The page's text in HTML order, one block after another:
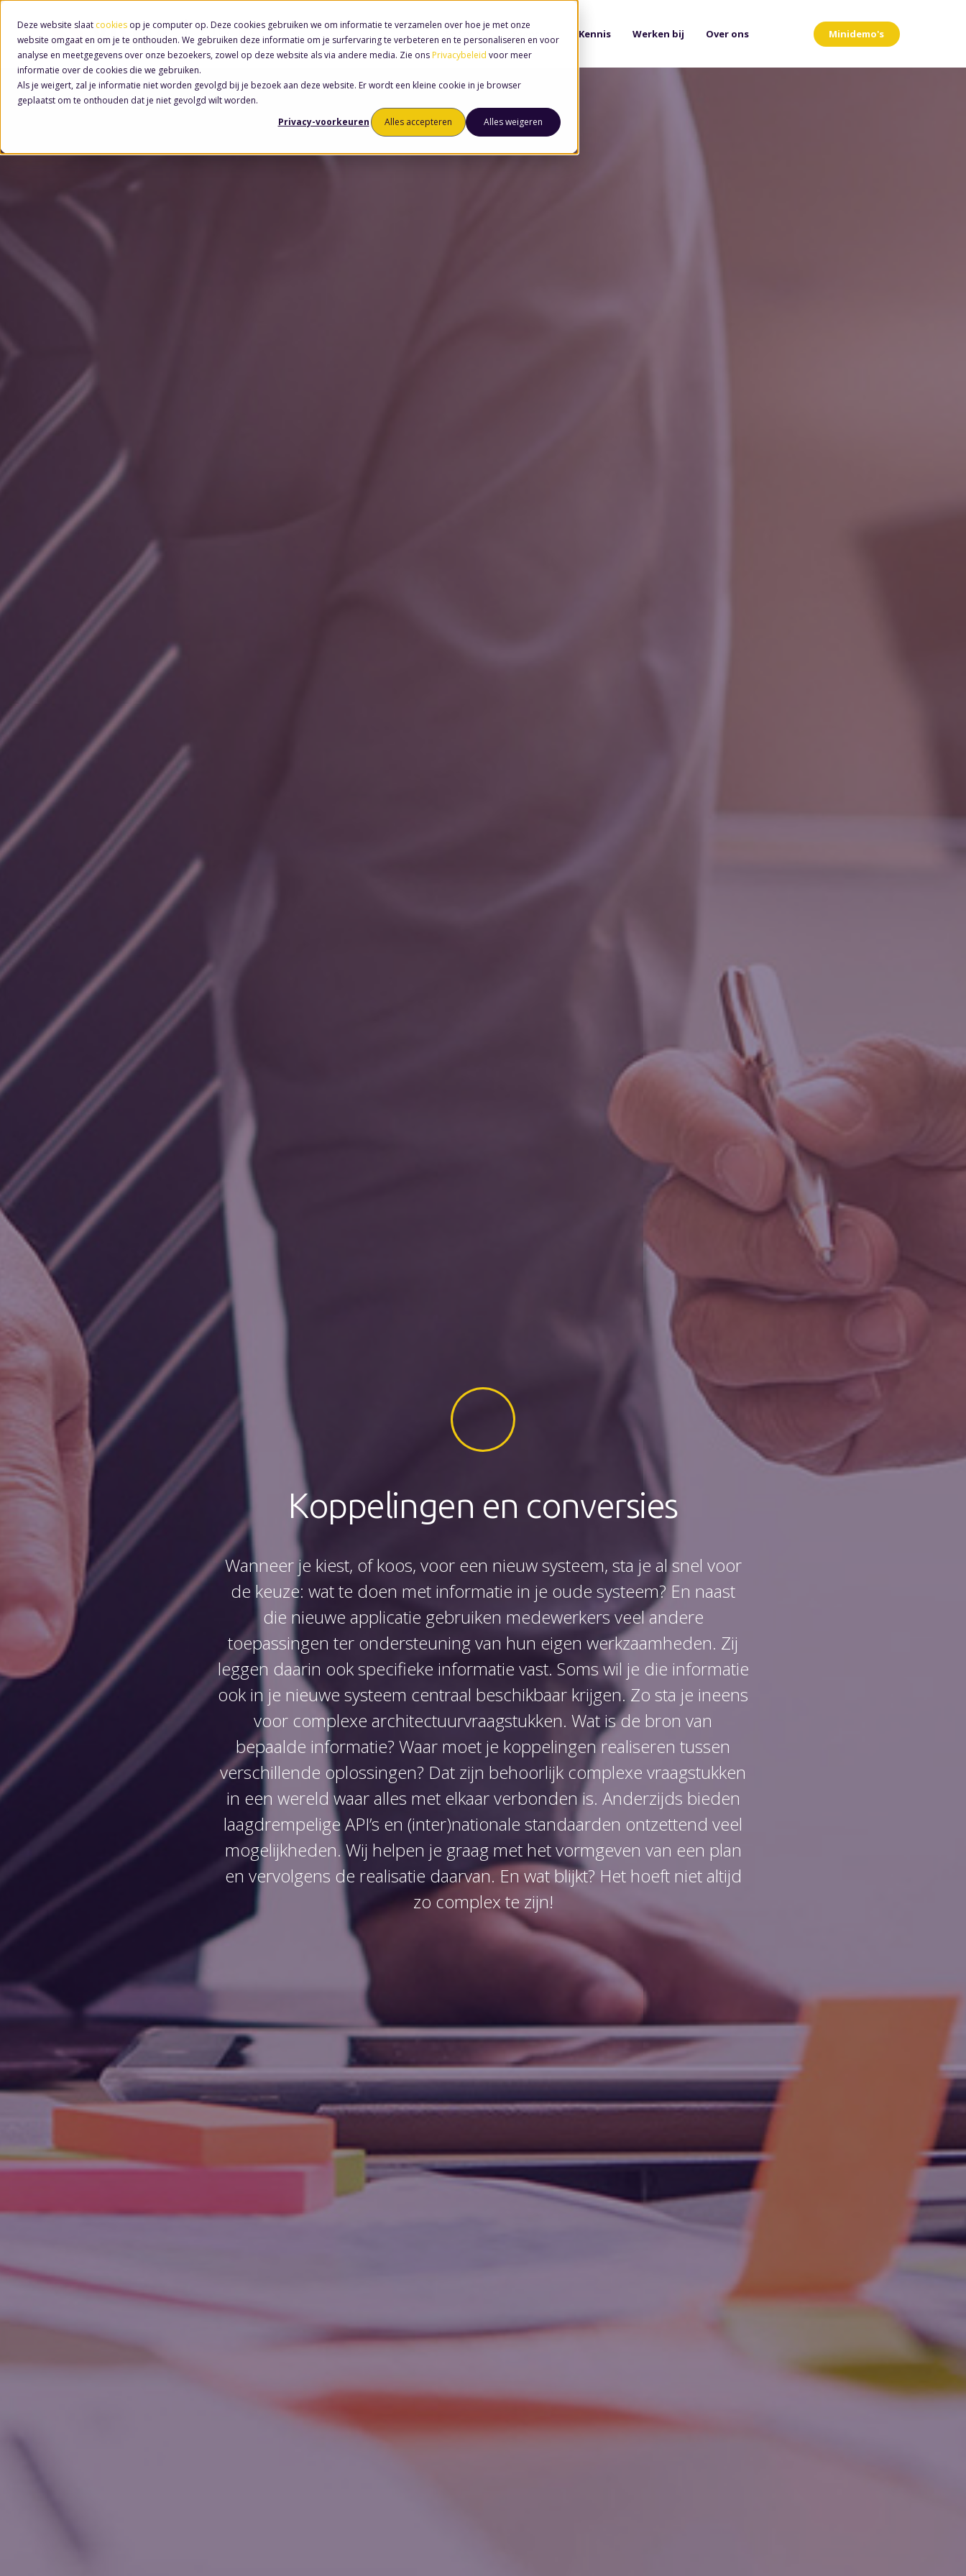
Deze website slaat cookies op je computer op. Deze cookies gebruiken we om informatie te verzamelen over hoe je met onze
website omgaat en om je te onthouden. We gebruiken deze informatie om je surfervaring te verbeteren en te personaliseren en voor
analyse en meetgegevens over onze bezoekers, zowel op deze website als via andere media. Zie ons Privacybeleid voor meer
informatie over de cookies die we gebruiken.
Als je weigert, zal je informatie niet worden gevolgd bij je bezoek aan deze website. Er wordt een kleine cookie in je browser
geplaatst om te onthouden dat je niet gevolgd wilt worden.
Privacy-voorkeuren
Alles accepteren Alles weigeren
Software Kennis Werken bij Over ons Minidemo's
Koppelingen en conversies
Wanneer je kiest, of koos, voor een nieuw systeem, sta je al snel voor
de keuze: wat te doen met informatie in je oude systeem? En naast
die nieuwe applicatie gebruiken medewerkers veel andere
toepassingen ter ondersteuning van hun eigen werkzaamheden. Zij
leggen daarin ook specifieke informatie vast. Soms wil je die informatie
ook in je nieuwe systeem centraal beschikbaar krijgen. Zo sta je ineens
voor complexe architectuurvraagstukken. Wat is de bron van
bepaalde informatie? Waar moet je koppelingen realiseren tussen
verschillende oplossingen? Dat zijn behoorlijk complexe vraagstukken
in een wereld waar alles met elkaar verbonden is. Anderzijds bieden
laagdrempelige API’s en (inter)nationale standaarden ontzettend veel
mogelijkheden. Wij helpen je graag met het vormgeven van een plan
en vervolgens de realisatie daarvan. En wat blijkt? Het hoeft niet altijd
zo complex te zijn!